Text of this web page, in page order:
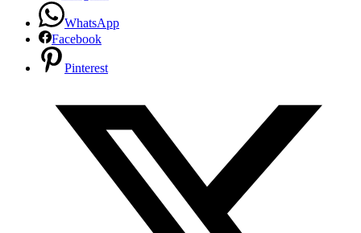
WhatsApp
Facebook
Pinterest